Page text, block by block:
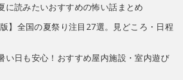
に読みたいおすすめの怖い話まとめ
版】全国の夏祭り注目27選。見どころ・日程
い日も安心！おすすめ屋内施設・室内遊び